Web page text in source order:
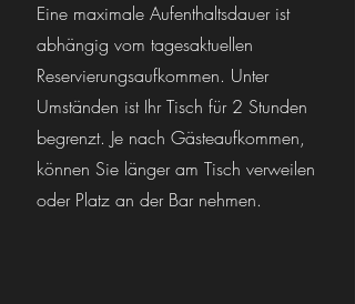
Eine maximale Aufenthaltsdauer ist
abhängig vom tagesaktuellen
Reservierungsaufkommen. Unter
Umständen ist Ihr Tisch für 2 Stunden
begrenzt. Je nach Gästeaufkommen,
können Sie länger am Tisch verweilen
oder Platz an der Bar nehmen.